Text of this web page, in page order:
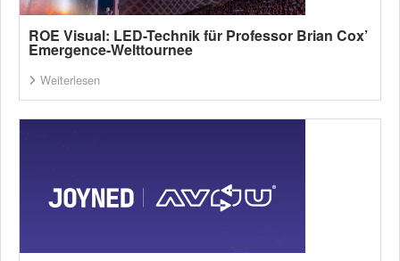
ROE Visual: LED-Technik für Professor Brian Cox’
Emergence-Welttournee
Weiterlesen